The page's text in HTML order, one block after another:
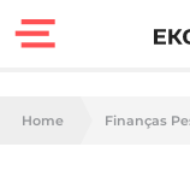
Home Finanças